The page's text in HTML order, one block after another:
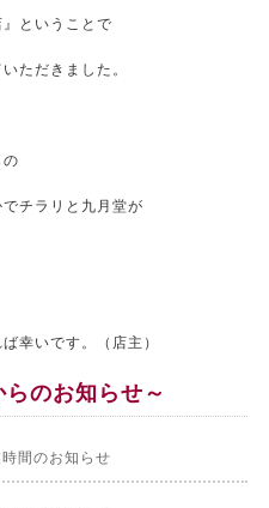
』ということで
ただきました。
チラリと九月堂が
幸いです。（店主）
のお知らせ～
間のお知らせ